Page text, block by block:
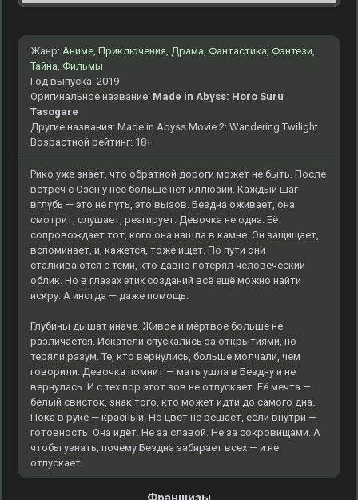
Жанр: Аниме, Приключения, Драма, Фантастика, Фэнтези,
Тайна, Фильмы
Год выпуска: 2019
Оригинальное название: Made in Abyss: Horo Suru
Tasogare
Другие названия: Made in Abyss Movie 2: Wandering Twilight
Возрастной рейтинг: 18+
Рико уже знает, что обратной дороги может не быть. После
встреч с Озен у неё больше нет иллюзий. Каждый шаг
вглубь — это не путь, это вызов. Бездна оживает, она
смотрит, слушает, реагирует. Девочка не одна. Её
сопровождает тот, кого она нашла в камне. Он защищает,
вспоминает, и, кажется, тоже ищет. По пути они
сталкиваются с теми, кто давно потерял человеческий
облик. Но в глазах этих созданий всё ещё можно найти
искру. А иногда — даже помощь.
Глубины дышат иначе. Живое и мёртвое больше не
различается. Искатели спускались за открытиями, но
теряли разум. Те, кто вернулись, больше молчали, чем
говорили. Девочка помнит — мать ушла в Бездну и не
вернулась. И с тех пор этот зов не отпускает. Её мечта —
белый свисток, знак того, кто может идти до самого дна.
Пока в руке — красный. Но цвет не решает, если внутри —
готовность. Она идёт. Не за славой. Не за сокровищами. А
чтобы узнать, почему Бездна забирает всех — и не
отпускает.